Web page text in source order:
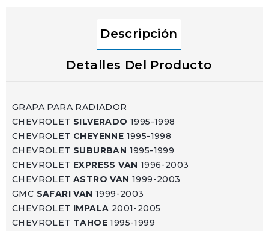
Descripción
Detalles Del Producto
GRAPA PARA RADIADOR
CHEVROLET SILVERADO 1995-1998
CHEVROLET CHEYENNE 1995-1998
CHEVROLET SUBURBAN 1995-1999
CHEVROLET EXPRESS VAN 1996-2003
CHEVROLET ASTRO VAN 1999-2003
GMC SAFARI VAN 1999-2003
CHEVROLET IMPALA 2001-2005
CHEVROLET TAHOE 1995-1999